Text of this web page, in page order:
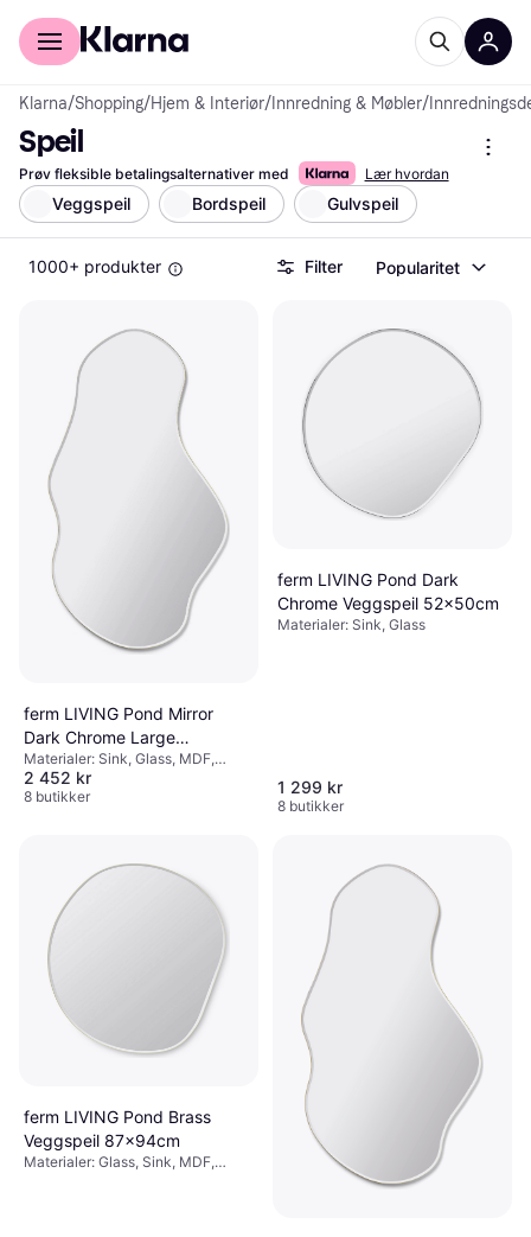
For kunder
Klarna/Shopping/Hjem & Interiør/ Innredning & Møbler/
Speil
Prøv fleksible betalingsalternativer med Lær hvordan
Veggspeil Bordspeil Gulvspeil
1000+ produkter Filter Popularitet
ferm LIVING Pond Mirror
Dark Chrome Large
Veggspeil 63.5x110cm
Materialer: Sink, Glass, MDF,
Egenskaper: Hengende
2 452 kr
8 butikker
ferm LIVING Pond Dark
Chrome Veggspeil 52x50cm
Materialer: Sink, Glass
1 299 kr
8 butikker
ferm LIVING Pond Brass
Veggspeil 87x94cm
Materialer: Glass, Sink, MDF,